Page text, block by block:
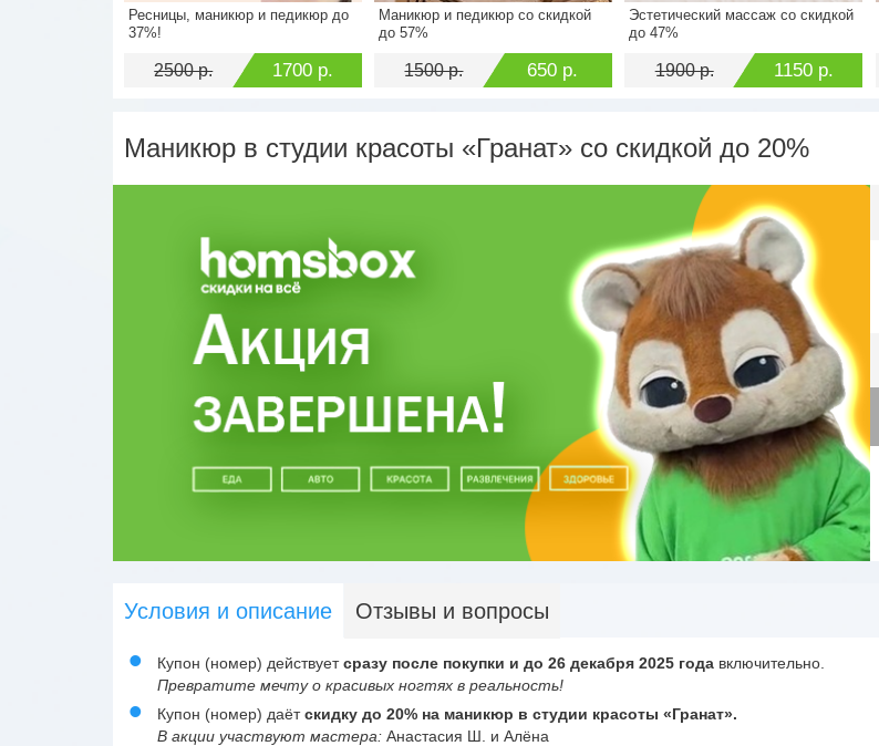
Стоимость
2500 р.
Экономия
Ресницы, маникюр и педикюр до
37%!
2500 р. 1700 р.
Стоимость
1500 р.
Экономия
Маникюр и педикюр со скидкой
до 57%
1500 р. 650 р.
Стоимость
1900 р.
Экономия
Эстетический массаж со скидкой
до 47%
1900 р. 1150 р.
Маникюр в студии красоты «Гранат» со скидкой до 20%
Условия и описание Отзывы и вопросы
Купон (номер) действуетсразу после покупки и до 26 декабря 2025 года включительно.
Превратите мечту о красивых ногтях в реальность!
Купон (номер) даётскидку до 20% на маникюр в студии красоты «Гранат».
В акции участвуют мастера: Анастасия Ш. и Алёна